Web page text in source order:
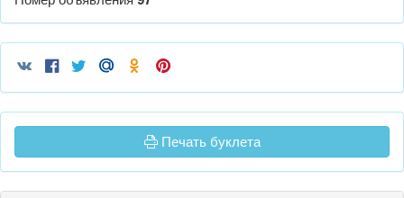
Печать буклета